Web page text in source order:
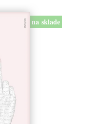
na sklade